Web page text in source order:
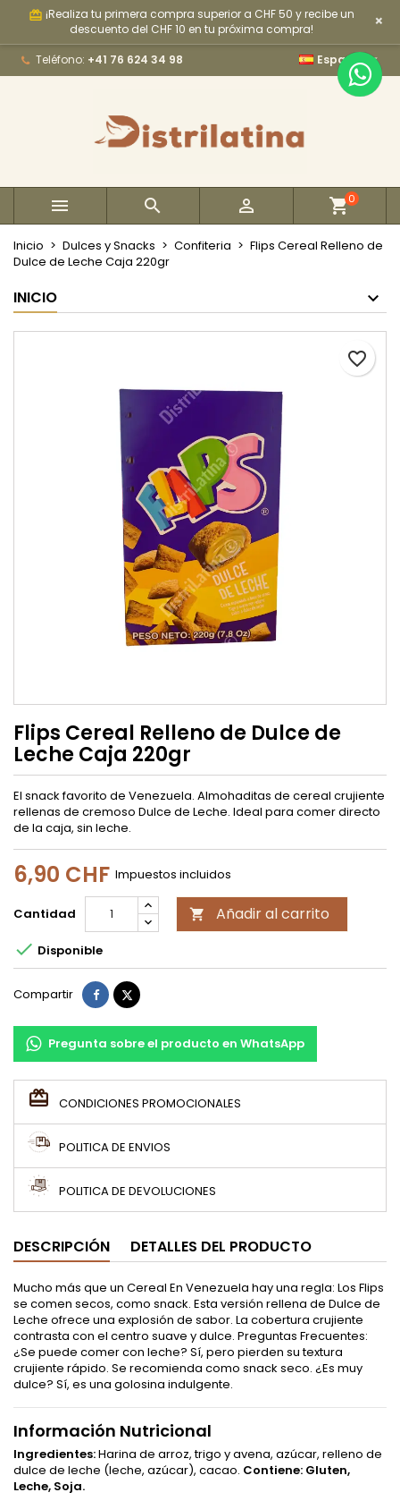
card_giftcard ¡Realiza tu primera compra superior a CHF 50 y recibe un
descuento del CHF 10 en tu próxima compra!
×
Teléfono: +41 76 624 34 98 Español 
   0
Inicio Dulces y Snacks Confiteria
Flips Cereal Relleno de
Dulce de Leche Caja 220gr
INICIO
Flips Cereal Relleno de Dulce de
Leche Caja 220gr
El snack favorito de Venezuela. Almohaditas de cereal crujiente
rellenas de cremoso Dulce de Leche. Ideal para comer directo
de la caja, sin leche.
6,90 CHF Impuestos incluidos
Cantidad  Añadir al carrito
favorite_border
 Disponible
Compartir CompartirTuitear
Pregunta sobre el producto en WhatsApp
CONDICIONES PROMOCIONALES
POLITICA DE ENVIOS
POLITICA DE DEVOLUCIONES
DESCRIPCIÓN DETALLES DEL PRODUCTO
Mucho más que un Cereal En Venezuela hay una regla: Los Flips
se comen secos, como snack. Esta versión rellena de Dulce de
Leche ofrece una explosión de sabor. La cobertura crujiente
contrasta con el centro suave y dulce. Preguntas Frecuentes:
¿Se puede comer con leche? Sí, pero pierden su textura
crujiente rápido. Se recomienda como snack seco. ¿Es muy
dulce? Sí, es una golosina indulgente.
Información Nutricional
Ingredientes:Harina de arroz, trigo y avena, azúcar, relleno de
dulce de leche (leche, azúcar), cacao. Contiene: Gluten,
Leche, Soja.
My wishlists ×
add_circle_outline Create new list
Crear lista de deseos ×
Iniciar sesión ×
Debe iniciar sesión para guardar productos en su
Cancelar Iniciar sesión